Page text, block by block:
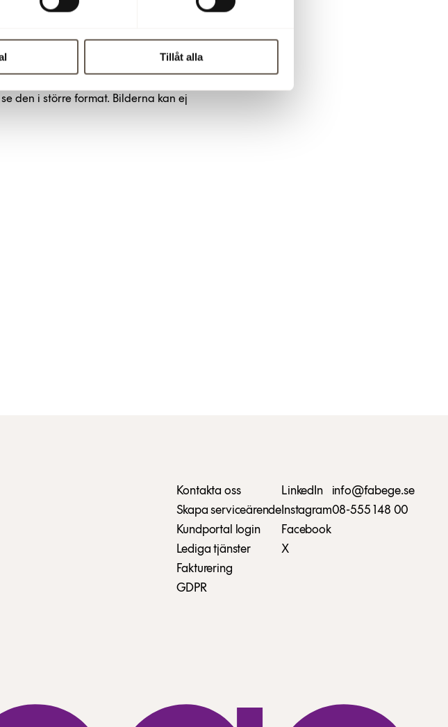
Tillåt alla
den i större format. Bilderna kan ej
Kontakta oss
Skapa serviceärende
Kundportal login
Lediga tjänster
Fakturering
GDPR
LinkedIn
Instagram
Facebook
X
info@fabege.se
08-555 148 00